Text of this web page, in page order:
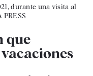
durante una visita al
PRESS
que